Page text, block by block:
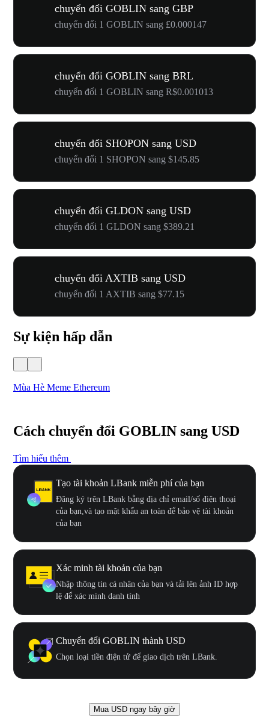
chuyển đổi GOBLIN sang GBP
chuyển đổi 1 GOBLIN sang £0.000147
chuyển đổi GOBLIN sang BRL
chuyển đổi 1 GOBLIN sang R$0.001013
chuyển đổi SHOPON sang USD
chuyển đổi 1 SHOPON sang $145.85
chuyển đổi GLDON sang USD
chuyển đổi 1 GLDON sang $389.21
chuyển đổi AXTIB sang USD
chuyển đổi 1 AXTIB sang $77.15
Sự kiện hấp dẫn
Mùa Hè Meme Ethereum
Cách chuyển đổi GOBLIN sang USD
Tìm hiểu thêm
Tạo tài khoản LBank miễn phí của bạn
Đăng ký trên LBank bằng địa chỉ email/số điện thoại
của bạn,và tạo mật khẩu an toàn để bảo vệ tài khoản
của bạn
Xác minh tài khoản của bạn
Nhập thông tin cá nhân của bạn và tải lên ảnh ID hợp
lệ để xác minh danh tính
Chuyển đổi GOBLIN thành USD
Chọn loại tiền điện tử để giao dịch trên LBank.
Mua USD ngay bây giờ